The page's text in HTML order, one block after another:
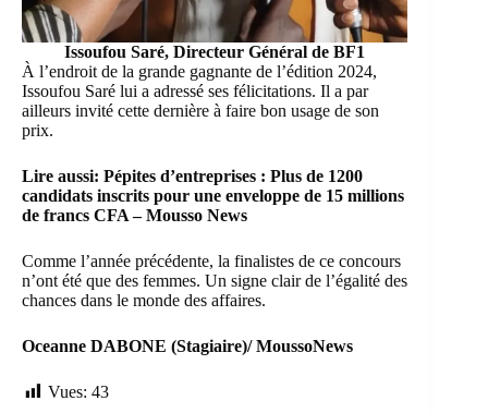
Issoufou Saré, Directeur Général de BF1
À l’endroit de la grande gagnante de l’édition 2024,
Issoufou Saré lui a adressé ses félicitations. Il a par
ailleurs invité cette dernière à faire bon usage de son
prix.
Lire aussi: Pépites d’entreprises : Plus de 1200
candidats inscrits pour une enveloppe de 15 millions
de francs CFA – Mousso News
Comme l’année précédente, la finalistes de ce concours
n’ont été que des femmes. Un signe clair de l’égalité des
chances dans le monde des affaires.
Oceanne DABONE (Stagiaire)/ MoussoNews
Vues: 43